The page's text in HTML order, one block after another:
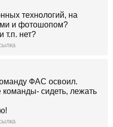
технологий, на
и фотошопом?
т.п. нет?
ФАС освоил.
команды- сидеть, лежать